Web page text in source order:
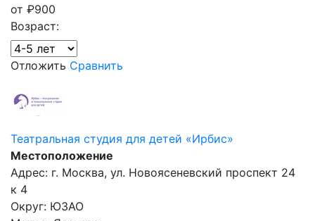
от ₽900
Возраст:
Отложить Сравнить
Театральная студия для детей «Ирбис»
Местоположение
Адрес: г. Москва, ул. Новоясеневский проспект 24
к 4
Округ: ЮЗАО